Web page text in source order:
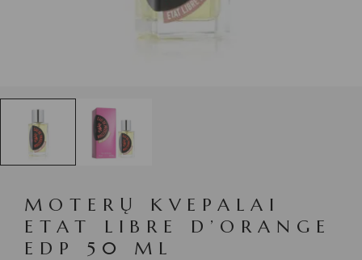
MOTERŲ KVEPALAI
ETAT LIBRE D’ORANGE
EDP 50 ML